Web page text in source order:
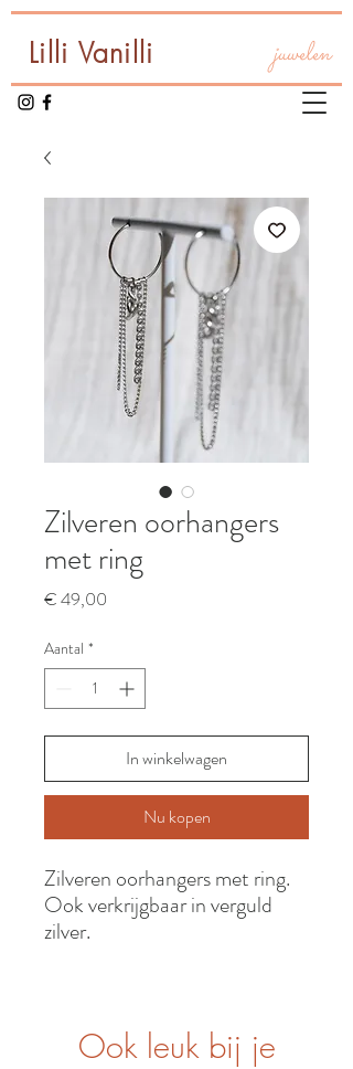
Lilli Vanilli juwelen
Zilveren oorhangers
met ring
€ 49,00
Aantal *
In winkelwagen
Nu kopen
Zilveren oorhangers met ring.
Ook verkrijgbaar in verguld
zilver.
Ook leuk bij je